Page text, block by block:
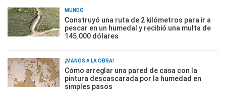
MUNDO
Construyó una ruta de 2 kilómetros para ir a
pescar en un humedal y recibió una multa de
145.000 dólares
¡MANOS A LA OBRA!
Cómo arreglar una pared de casa con la
pintura descascarada por la humedad en
simples pasos